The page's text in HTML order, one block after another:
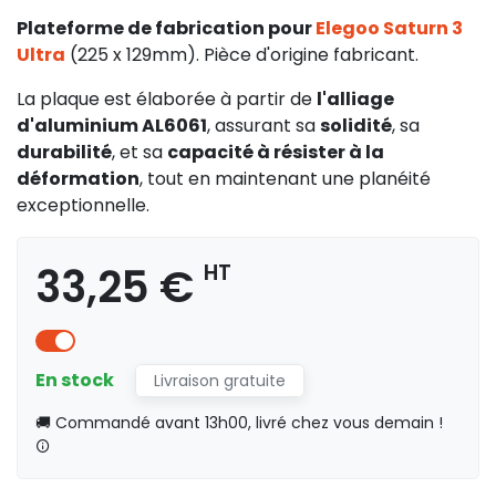
Plateforme de fabrication pourElegoo Saturn 3
Ultra (225 x 129mm). Pièce d'origine fabricant.
La plaque est élaborée à partir de l'alliage
d'aluminium AL6061, assurant sasolidité, sa
durabilité, et sa capacité à résister à la
déformation, tout en maintenant une planéité
exceptionnelle.
33,25 € HT
En stock
Livraison gratuite
🚚 Commandé avant 13h00, livré chez vous demain !